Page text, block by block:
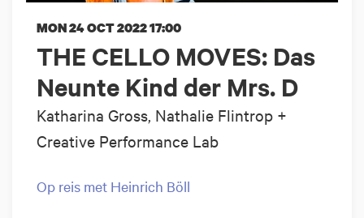
THE CELLO MOVES: Das
Neunte Kind der Mrs. D
Katharina Gross, Nathalie Flintrop +
Creative Performance Lab
MON 24 OCT 202217:00
Op reis met Heinrich Böll